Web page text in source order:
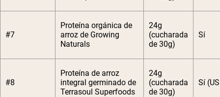
#7
Proteína orgánica de
arroz de Growing
Naturals
24g
(cucharada
de 30g)
Sí
#8
Proteína de arroz
integral germinado de
Terrasoul Superfoods
24g
(cucharada
de 30g)
Sí